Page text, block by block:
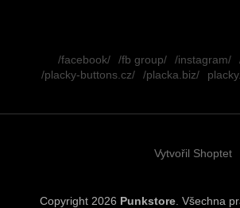
/facebook/ /fb group/ /instagram/
/placky-buttons.cz/
/placka.biz/
Vytvořil Shoptet
Copyright 2026 Punkstore . Všechna